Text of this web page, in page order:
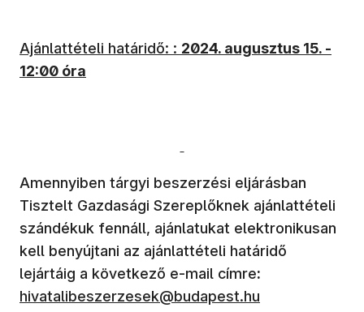
Ajánlattételi határidő: : 2024. augusztus 15. -
12:00 óra
Amennyiben tárgyi beszerzési eljárásban
Tisztelt Gazdasági Szereplőknek ajánlattételi
szándékuk fennáll, ajánlatukat elektronikusan
kell benyújtani az ajánlattételi határidő
lejártáig a következő e-mail címre:
hivatalibeszerzesek@budapest.hu